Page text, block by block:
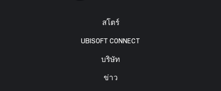
สโตร์
UBISOFT CONNECT
บริษัท
ข่าว